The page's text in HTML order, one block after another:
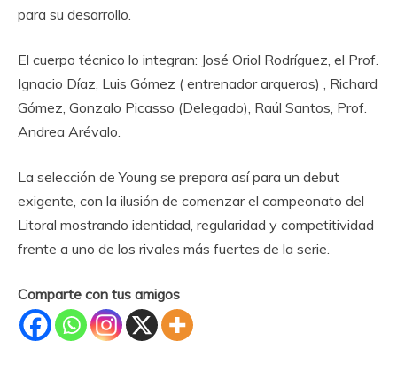
para su desarrollo.
El cuerpo técnico lo integran: José Oriol Rodríguez, el Prof.
Ignacio Díaz, Luis Gómez ( entrenador arqueros) , Richard
Gómez, Gonzalo Picasso (Delegado), Raúl Santos, Prof.
Andrea Arévalo.
La selección de Young se prepara así para un debut
exigente, con la ilusión de comenzar el campeonato del
Litoral mostrando identidad, regularidad y competitividad
frente a uno de los rivales más fuertes de la serie.
Comparte con tus amigos